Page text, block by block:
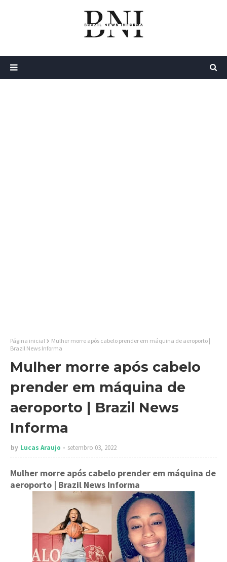
Página inicial
Mulher morre após cabelo prender em máquina de aeroporto |
Brazil News Informa
Mulher morre após cabelo
prender em máquina de
aeroporto | Brazil News
Informa
by Lucas Araujo setembro 03, 2022
Mulher morre após cabelo prender em máquina de
aeroporto | Brazil News Informa